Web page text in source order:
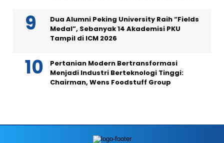
Dua Alumni Peking University Raih “Fields
Medal”, Sebanyak 14 Akademisi PKU
Tampil di ICM 2026
Pertanian Modern Bertransformasi
Menjadi Industri Berteknologi Tinggi:
Chairman, Wens Foodstuff Group